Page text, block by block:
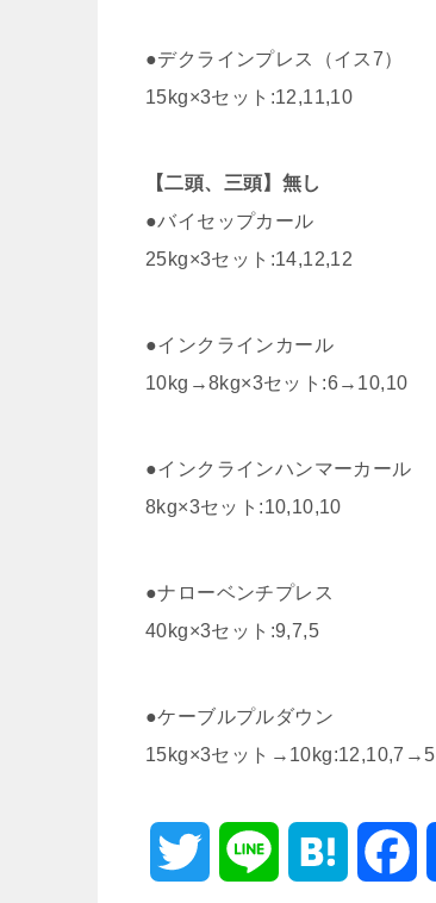
●デクラインプレス（イス7）
15kg×3セット:12,11,10
【二頭、三頭】無し
●バイセップカール
25kg×3セット:14,12,12
●インクラインカール
10kg→8kg×3セット:6→10,10
●インクラインハンマーカール
8kg×3セット:10,10,10
●ナローベンチプレス
40kg×3セット:9,7,5
●ケーブルプルダウン
15kg×3セット→10kg:12,10,7→5